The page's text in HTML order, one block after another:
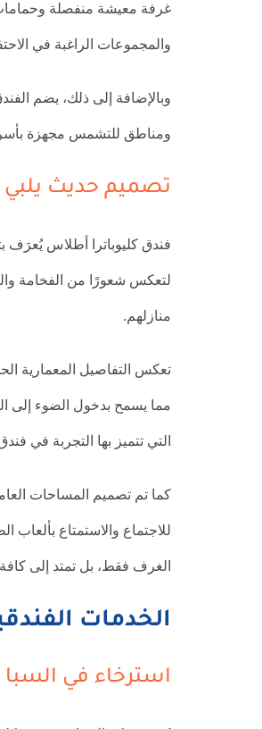
غرفة معيشة منفصلة وحمامات
والمجموعات الراغبة في
وبالإضافة إلى ذلك، يضم
ومناطق للتشمس مجهزة بأسرة
تصميم حديث يلبي
فندق كليوباترا أطلاس يُعرَف
لتعكس شعورًا من الفخامة
منازلهم.
تعكس التفاصيل المعمارية
مما يسمح بدخول الضوء إلى
التي تتميز بها التجربة في
كما تم تصميم المساحات
للاجتماع والاستمتاع بألعاب
الغرف فقط، بل تمتد إلى
الخدمات
استرخاء في السبا